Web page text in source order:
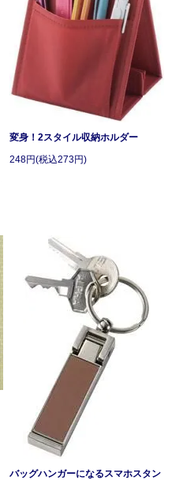
変身！2スタイル収納ホルダー
248円(税込273円)
バッグハンガーになるスマホスタン